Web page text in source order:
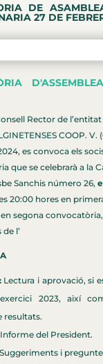
DE
27 DE
Rector de l’entitat
COOP.
es convoca els
que se celebrarà a la
Sanchis número 26,
20:00 hores en
segona
l’
Lectura i aprovació, si
2023, així
resultats.
Informe del President.
Suggeriments i